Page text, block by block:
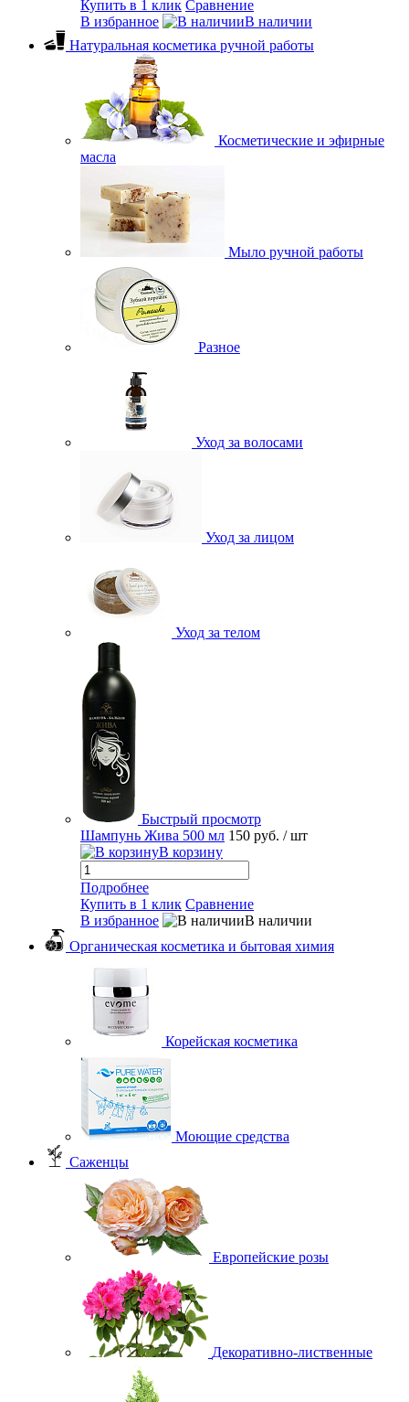
Купить в 1 клик Сравнение
В избранное
В наличии
Натуральная косметика ручной работы
Косметические и эфирные
масла
Мыло ручной работы
Разное
Уход за волосами
Уход за лицом
Уход за телом
Быстрый просмотр
Шампунь Жива 500 мл 150 руб. / шт
В корзину
Подробнее
Купить в 1 клик Сравнение
В избранное
В наличии
Органическая косметика и бытовая химия
Корейская косметика
Моющие средства
Саженцы
Европейские розы
Декоративно-лиственные